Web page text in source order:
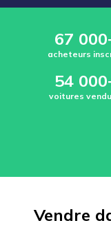
67
acheteurs
54
voitures
Vendre